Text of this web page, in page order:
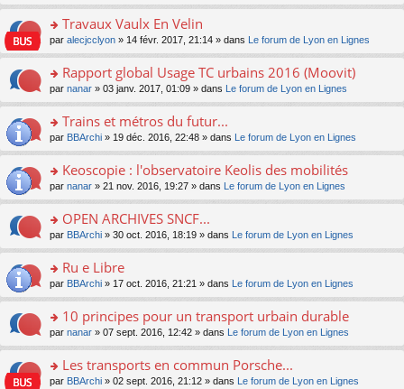
e
nt
u
ré
c
e
nt
le
pl
u
ré
c
e
nt
e
n
n
le
pl
u
ré
c
e
nt
a
g
e
n
n
le
pl
u
ré
c
e
nt
le
m
e
a
g
e
n
n
le
pl
u
ré
c
e
nt
n
ult
er
le
m
e
a
g
e
n
n
le
pl
u
ré
c
e
nt
o
n
ult
er
le
m
e
a
g
e
n
n
le
pl
u
ré
c
e
nt
Travaux Vaulx En Velin
par alecjcclyon » 14 févr. 2017, 21:14 » dans Le forum de Lyon en Lignes
o
n
ult
er
le
m
e
a
g
e
n
n
le
pl
u
ré
c
Rapport global Usage TC urbains 2016 (Moovit)
par nanar » 03 janv. 2017, 01:09 » dans Le forum de Lyon en Lignes
o
n
ult
er
le
m
e
a
g
e
n
n
le
pl
Trains et métros du futur...
par BBArchi » 19 déc. 2016, 22:48 » dans Le forum de Lyon en Lignes
o
n
ult
er
le
m
e
a
g
e
n
Keoscopie : l'observatoire Keolis des mobilités
par nanar » 21 nov. 2016, 19:27 » dans Le forum de Lyon en Lignes
o
n
ult
er
le
m
e
a
g
OPEN ARCHIVES SNCF...
par BBArchi » 30 oct. 2016, 18:19 » dans Le forum de Lyon en Lignes
o
n
ult
er
le
m
e
Ru e Libre
par BBArchi » 17 oct. 2016, 21:21 » dans Le forum de Lyon en Lignes
o
n
ult
er
10 principes pour un transport urbain durable
par nanar » 07 sept. 2016, 12:42 » dans Le forum de Lyon en Lignes
o
Les transports en commun Porsche...
par BBArchi » 02 sept. 2016, 21:12 » dans Le forum de Lyon en Lignes